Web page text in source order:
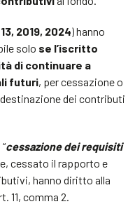
2019, 2024) hanno
solo se l’iscritto
di continuare a
futuri, per cessazione o
dei contributi
cessazione dei requisiti
cessato il rapporto e
hanno diritto alla
11, comma 2.